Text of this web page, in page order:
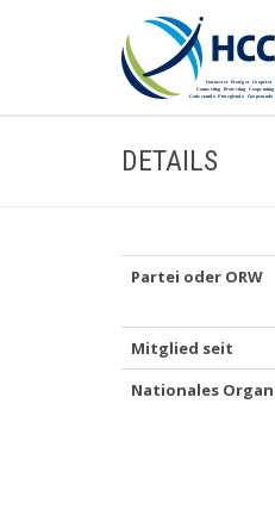
DETAILS
Partei oder ORW
Mitglied seit
Nationales Organ